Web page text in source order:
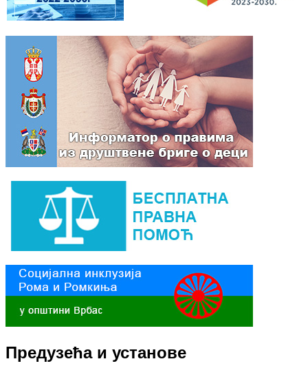
Предузећа и установе